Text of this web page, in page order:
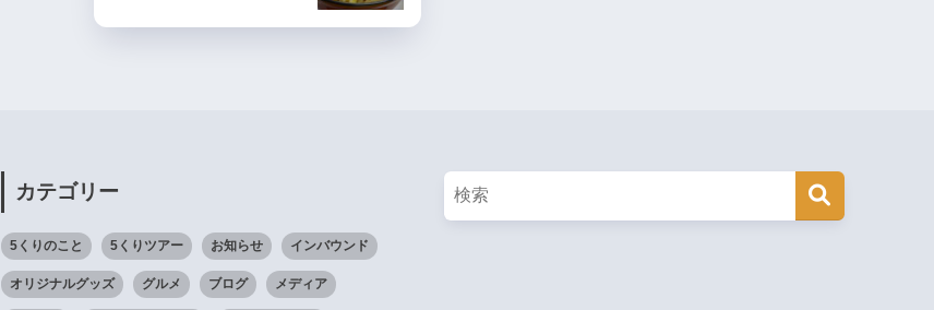
カテゴリー
5くりのこと 5くりツアー お知らせ インバウンド
オリジナルグッズ グルメ ブログ メディア